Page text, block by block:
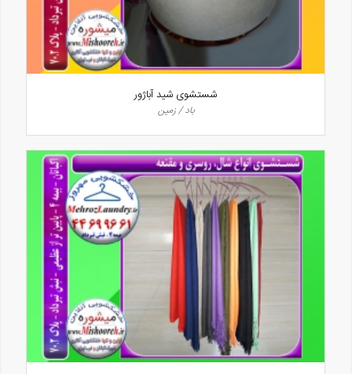
شستشوی شید آباژور
باد / زمین